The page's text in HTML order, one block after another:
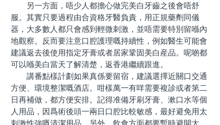
另一方面，唔少人都擔心做完美白牙齒之後會唔舒
服。其實只要過程由合資格牙醫負責，用正規藥劑同儀
器，大多數人都只會感到輕微刺激，並唔需要特別留喺內
地觀察。反而要注意口腔護理嘅持續性，例如醫生可能會
建議返去後使用指定牙膏或者居家鞏固美白産品。呢啲都
可以喺美白當天了解清楚，返香港繼續跟進。
講番點樣計劃如果真係要留宿，建議選擇近關口交通
方便、環境整潔嘅酒店。咁樣萬一有咩需要複診或者第二
日再補做，都方便安排。記得准備牙刷牙膏、漱口水等個
人用品，因爲術後頭一兩日口腔比較敏感，最好避免用太